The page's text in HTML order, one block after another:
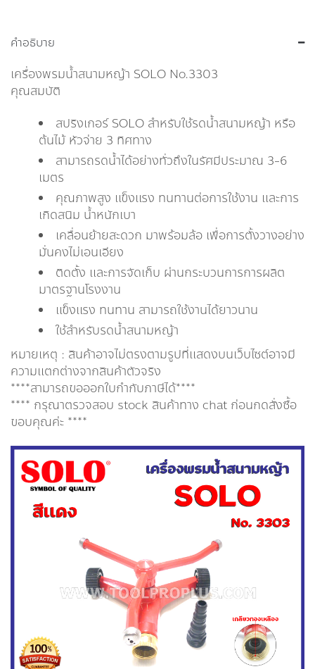
คำอธิบาย
เครื่องพรมน้ำสนามหญ้า SOLO No.3303
คุณสมบัติ
สปริงเกอร์ SOLO สำหรับใช้รดน้ำสนามหญ้า หรือ
ต้นไม้ หัวจ่าย 3 ทิศทาง
สามารถรดน้ำได้อย่างทั่วถึงในรัศมีประมาณ 3-6
เมตร
คุณภาพสูง แข็งแรง ทนทานต่อการใช้งาน และการ
เกิดสนิม น้ำหนักเบา
เคลื่อนย้ายสะดวก มาพร้อมล้อ เพื่อการตั้งวางอย่าง
มั่นคงไม่เอนเอียง
ติดตั้ง และการจัดเก็บ ผ่านกระบวนการการผลิต
มาตรฐานโรงงาน
แข็งแรง ทนทาน สามารถใช้งานได้ยาวนาน
ใช้สำหรับรดน้ำสนามหญ้า
หมายเหตุ : สินค้าอาจไม่ตรงตามรูปที่แสดงบนเว็บไซต์อาจมี
ความแตกต่างจากสินค้าตัวจริง
****สามารถขอออกใบกำกับภาษีได้****
**** กรุณาตรวจสอบ stock สินค้าทาง chat ก่อนกดสั่งซื้อ
ขอบคุณค่ะ ****